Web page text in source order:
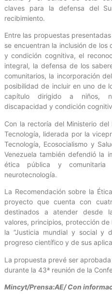
claves para la defensa del
recibimiento.
Entre las propuestas
se encuentran la inclusión de
y condición cognitiva, el
integral, la defensa de los
comunitarios, la incorporación
posibilidad de incluir en uno de
capítulo dirigido a niños,
discapacidad y condición
Con la rectoría del Ministerio
Tecnología, liderada por la
Tecnología, Ecosocialismo y
Venezuela también defendió la
ética pública y
neurotecnología.
La Recomendación sobre la
proyecto que cuenta con
destinados a atender desde
valores, principios, protección
la “Justicia mundial y social y
progreso científico y de sus
La propuesta prevé ser
durante la 43ª reunión de la
Mincyt/Prensa:AE/ Con